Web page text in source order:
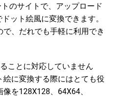
のサイトで、アップロード
ット絵風に変換できます。
、だれでも手軽に利用でき
ことに対応していません
に変換する際にはとても役
を128X128、64X64、